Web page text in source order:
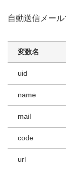
自動送信メー
変数名
uid
name
mail
code
url